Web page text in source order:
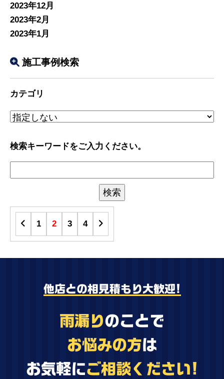
2023年12月
2023年2月
2023年1月
施工事例検索
カテゴリ
検索キーワードをご入力ください。
1 2 3 4
他店との相見積もり大歓迎!
雨漏りのことで
お悩みの方は
お気軽にご相談ください!